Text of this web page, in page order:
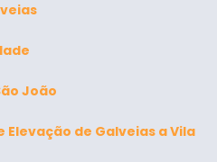
João
Elevação de Galveias a Vila